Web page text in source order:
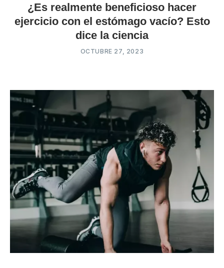
¿Es realmente beneficioso hacer
ejercicio con el estómago vacío? Esto
dice la ciencia
OCTUBRE 27, 2023